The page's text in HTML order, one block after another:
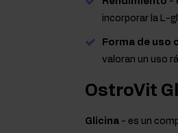
incorporar la L-
Forma de uso
valoran un uso
OstroVit
Glicina - es un